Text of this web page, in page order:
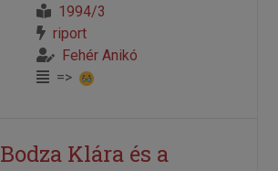
1994/3
riport
Fehér Anikó
=>
Bodza Klára és a